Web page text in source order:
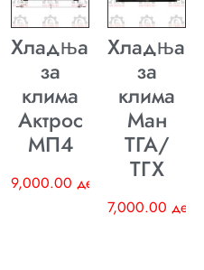
Хладњак
за
клима
Актрос
МП4
9,000.00 ден
Хладњак
за
клима
Ман
ТГА/
ТГХ
7,000.00 ден